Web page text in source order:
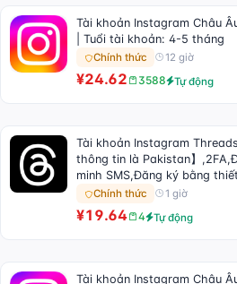
Tài khoản Instagram Châu
| Tuổi tài khoản: 4-5 tháng
Chính thức 12 giờ
¥24.62 3588 Tự động
Tài khoản Instagram
thông tin là Pakistan】
minh SMS,Đăng ký bằng
Chính thức 1 giờ
¥19.64 4 Tự động
Tài khoản Instagram Châu